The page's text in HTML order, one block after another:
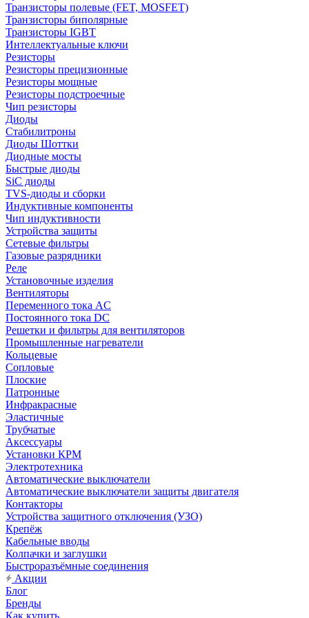
Транзисторы полевые (FET, MOSFET)
Транзисторы биполярные
Транзисторы IGBT
Интеллектуальные ключи
Резисторы
Резисторы прецизионные
Резисторы мощные
Резисторы подстроечные
Чип резисторы
Диоды
Стабилитроны
Диоды Шоттки
Диодные мосты
Быстрые диоды
SiC диоды
TVS-диоды и сборки
Индуктивные компоненты
Чип индуктивности
Устройства защиты
Сетевые фильтры
Газовые разрядники
Реле
Установочные изделия
Вентиляторы
Переменного тока AC
Постоянного тока DC
Решетки и фильтры для вентиляторов
Промышленные нагреватели
Кольцевые
Сопловые
Плоские
Патронные
Инфракрасные
Эластичные
Трубчатые
Аксессуары
Установки КРМ
Электротехника
Автоматические выключатели
Автоматические выключатели защиты двигателя
Контакторы
Устройства защитного отключения (УЗО)
Крепёж
Кабельные вводы
Колпачки и заглушки
Быстроразъёмные соединения
Акции
Блог
Бренды
Как купить